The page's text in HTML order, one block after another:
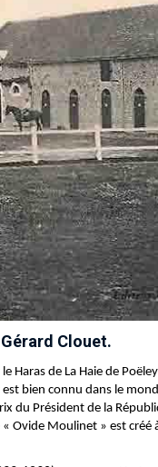
Gérard Clouet.
de La Haie de
bien connu dans le
du Président de la
Moulinet » est créé